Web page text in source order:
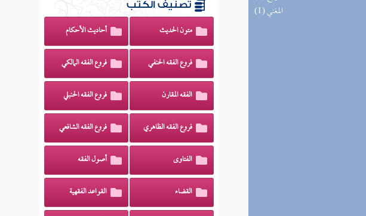
(1) المغني
تصنيف الكتب
متون الحديث أحاديث الأحكام
فروع الفقه الحنفي فروع الفقه المالكي
الفقه المقارن فروع الفقه الحنبلي
فروع الفقه الظاهري فروع الفقه الشافعي
الفتاوى أصول الفقه
القضاء القواعد الفقهية